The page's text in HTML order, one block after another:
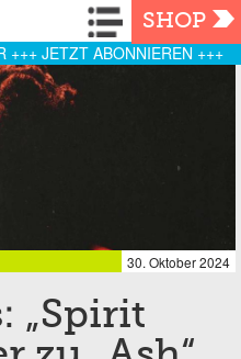
Navigation
SHOP
+++ JETZT ABONNIEREN +++
30. Oktober 2024
„Spirit